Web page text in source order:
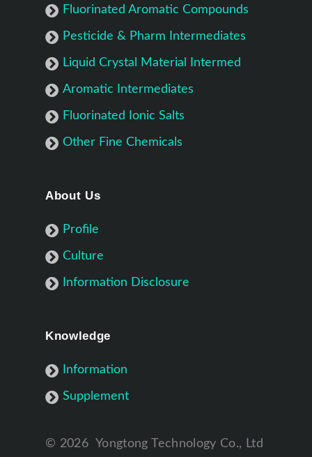
Fluorinated Aromatic Compounds
Pesticide & Pharm Intermediates
Liquid Crystal Material Intermed
Aromatic Intermediates
Fluorinated Ionic Salts
Other Fine Chemicals
About Us
Profile
Culture
Information Disclosure
Knowledge
Information
Supplement
© 2026 Yongtong Technology Co., Ltd